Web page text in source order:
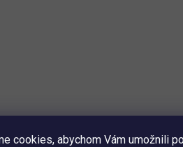
cookies, abychom Vám umožnili